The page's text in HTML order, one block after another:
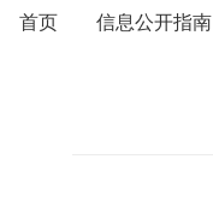
首页 信息公开指南